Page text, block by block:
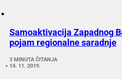
Samoaktivacija Zapadnog
pojam regionalne saradnje
3 MINUTA ČITANJA
14. 11. 2019.